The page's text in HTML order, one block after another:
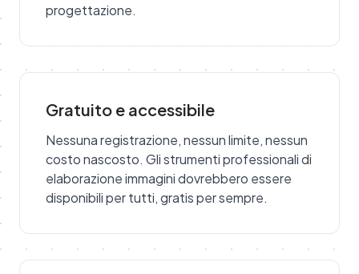
progettazione.
Gratuito e accessibile
Nessuna registrazione, nessun limite, nessun
costo nascosto. Gli strumenti professionali di
elaborazione immagini dovrebbero essere
disponibili per tutti, gratis per sempre.